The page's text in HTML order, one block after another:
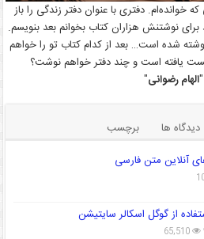
دفتری با عنوان دفتر زندگی را باز
نوشتنش هزاران کتاب بخوانم بعد بنویسم.
شده است… بعد از کدام کتاب تو را خواهم
یافته است و چند دفتر خواهم نوشت؟
"الهام رضوانی"
دیدگاه ها
برچسب
آنلاین متن فارسی
از گوگل اسکالر سایتیشن
65,510